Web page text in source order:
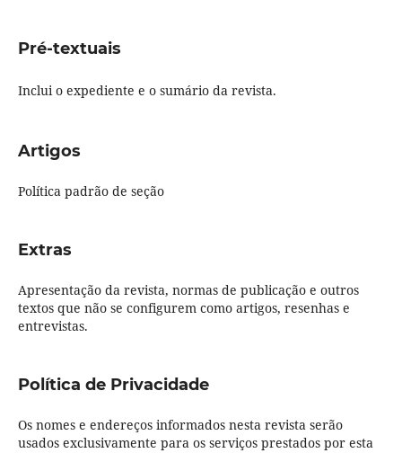
Pré-textuais
Inclui o expediente e o sumário da revista.
Artigos
Política padrão de seção
Extras
Apresentação da revista, normas de publicação e outros
textos que não se configurem como artigos, resenhas e
entrevistas.
Política de Privacidade
Os nomes e endereços informados nesta revista serão
usados exclusivamente para os serviços prestados por esta